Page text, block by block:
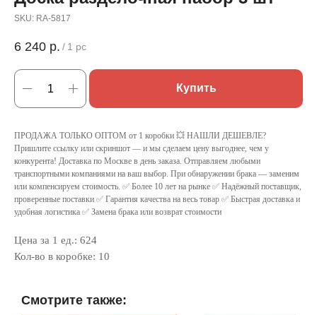
SKU: RA-5817
6 240 р. / 1 pc
Купить
ПРОДАЖА ТОЛЬКО ОПТОМ от 1 коробки 💥 НАШЛИ ДЕШЕВЛЕ?
Пришлите ссылку или скриншот — и мы сделаем цену выгоднее, чем у
конкурента! Доставка по Москве в день заказа. Отправляем любыми
транспортными компаниями на ваш выбор. При обнаружении брака — заменим
или компенсируем стоимость. ✅ Более 10 лет на рынке ✅ Надёжный поставщик,
проверенные поставки ✅ Гарантия качества на весь товар ✅ Быстрая доставка и
удобная логистика ✅ Замена брака или возврат стоимости
Цена за 1 ед.: 624
Кол-во в коробке: 10
Смотрите также: